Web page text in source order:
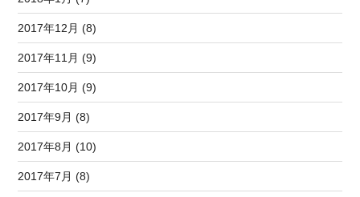
2017年12月 (8)
2017年11月 (9)
2017年10月 (9)
2017年9月 (8)
2017年8月 (10)
2017年7月 (8)